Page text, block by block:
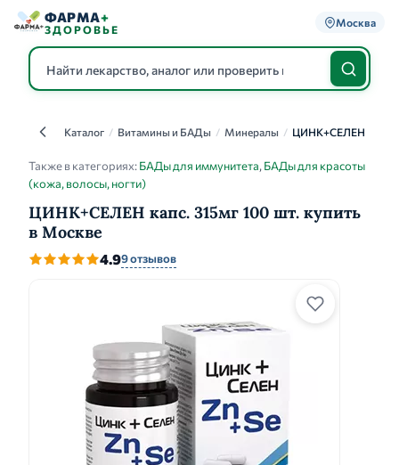
ФАРМА+
ЗДОРОВЬЕ
Москва
КаталогКаталог / Витамины и БАДы / Минералы / ЦИНК+СЕЛЕН
Также в категориях:БАДы для иммунитета, БАДы для красоты
(кожа, волосы, ногти)
ЦИНК+СЕЛЕН капс. 315мг 100 шт. купить
в Москве
4.99 отзывов